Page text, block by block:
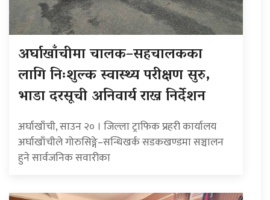
अर्घाखाँचीमा चालक–सहचालकका
लागि निःशुल्क स्वास्थ्य परीक्षण सुरु,
भाडा दरसूची अनिवार्य राख्न निर्देशन
अर्घाखाँची, साउन २० । जिल्ला ट्राफिक प्रहरी कार्यालय
अर्घाखाँचीले गोरुसिङ्गे–सन्धिखर्क सडकखण्डमा सञ्चालन
हुने सार्वजनिक सवारीका